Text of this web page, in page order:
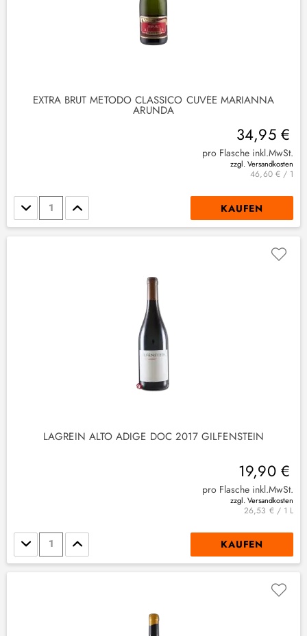
EXTRA BRUT METODO CLASSICO CUVÉE MARIANNA
ARUNDA
34,95 €
pro Flasche inkl.MwSt.
zzgl. Versandkosten
46,60 € / 1
Stückzahl KAUFEN
LAGREIN ALTO ADIGE DOC 2017 GILFENSTEIN
19,90 €
pro Flasche inkl.MwSt.
zzgl. Versandkosten
26,53 € / 1 L
Stückzahl KAUFEN